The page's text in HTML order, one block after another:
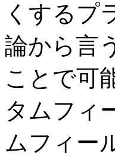
くするプ
論から言
ことで可
タムフィ
ムフィー